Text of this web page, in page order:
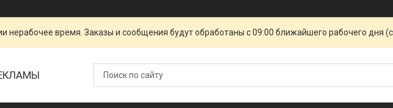
нерабочее время. Заказы и сообщения будут обработаны с 09:00 ближайшего рабочего дня